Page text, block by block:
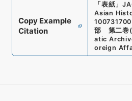
Copy Example
Citation
「 表紙 」
Asian
100731700
部 第二巻(
atic
oreign